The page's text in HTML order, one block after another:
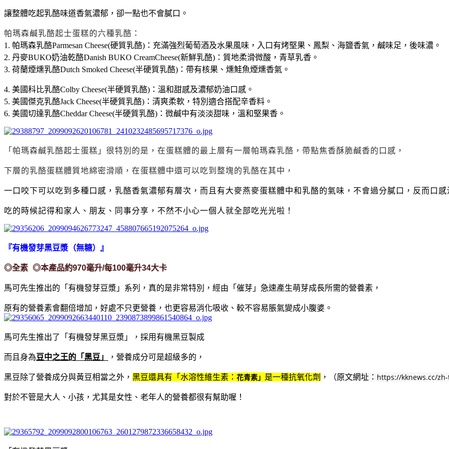
讓整體吃起乳酪味道香氣濃郁，卻一點也不會膩口。
帕瑪森鹹乳酪起士蛋糕的六種乳酪：
1. 帕瑪森乳酪Parmesan Cheese(硬質乳酪)：充滿強烈葡萄酒及水果風味，入口有烤堅果、鳳梨、海鹽香氣，鹹味足，後味濃。
2. 丹麥BUKO奶油乾酪Danish BUKO CreamCheese(新鮮乳酪)：質地柔滑微酸，青草乳香。
3. 荷蘭煙燻乳酪Dutch Smoked Cheese(半硬質乳酪)：帶有核果、燻鮭魚煙燻香氣。
4. 美國科比乳酪Colby Cheese(半硬質乳酪)：溫和甜感及濃郁奶油口感。
5. 美國傑克乳酪Jack Cheese(半硬質乳酪)：清爽柔軟，特別適合搭配辛香料。
6. 美國切達乳酪Cheddar Cheese(半硬質乳酪)：微鹹中有淡淡甜味，溫和堅果香。
「帕瑪森鹹乳酪起士蛋糕」很特別的是，在蛋糕體的最上層有一層帕瑪森乳酪，帶點焦香酥脆鹹香的口感，
下層的乳酪蛋糕體質地綿密滑順，在蛋糕體中還可以吃到整塊的乳酪在其中，
一口咬下可以吃到多種口感，乳酪香氣濃郁有層次，而且有大麥燕麥蛋糕體中和乳酪的氣味，不會過分膩口，反而口感
吃的時候記得和家人、朋友、同事分享，不然不小心一個人就全部吃光光啦！
『有機發芽黑豆漿（無糖）』
◎全素 ◎本產品約970毫升/每100毫升34大卡
馬可先生推出的「有機發芽豆漿」系列，真的是非常特別，經由「催芽」急速產生萌芽成長所需的營養素，
原有的營養素會翻倍增加，好處不只更營養，也更容易消化吸收、較不容易脹氣變成小腹婆。
馬可先生推出了「有機發芽黑豆漿」，採用有機黑豆製成
而且身為豆中之王的「黑豆」 ，營養成分可是超級多的，
黑豆除了營養成分與黃豆相當之外， 黑豆還具有「 水溶性維生素： 花青素」 是一種抗氧化劑 ，（原文網址： https://kknews.cc/
對於不管是大人、小孩，尤其是女性、老年人的營養都很有幫助喔！